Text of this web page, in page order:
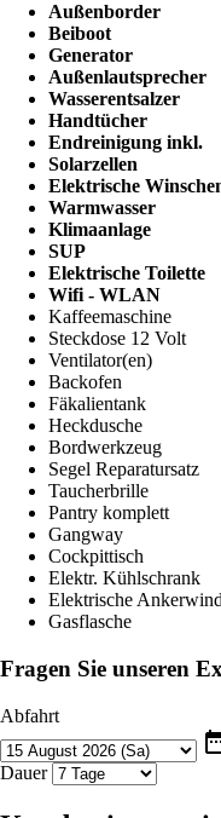
Außenborder
Beiboot
Generator
Außenlautsprecher
Wasserentsalzer
Handtücher
Endreinigung inkl.
Solarzellen
Elektrische
Warmwasser
Klimaanlage
SUP
Elektrische Toilette
Wifi - WLAN
Kaffeemaschine
Steckdose 12 Volt
Ventilator(en)
Backofen
Fäkalientank
Heckdusche
Bordwerkzeug
Segel Reparatursatz
Taucherbrille
Pantry komplett
Gangway
Cockpittisch
Elektr. Kühlschrank
Elektrische
Gasflasche
Fragen Sie unseren
Abfahrt
Dauer